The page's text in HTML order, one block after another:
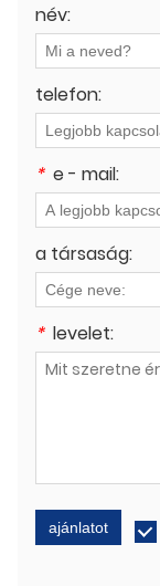
név:
telefon:
* e - mail:
a társaság:
* levelet:
ajánlatot